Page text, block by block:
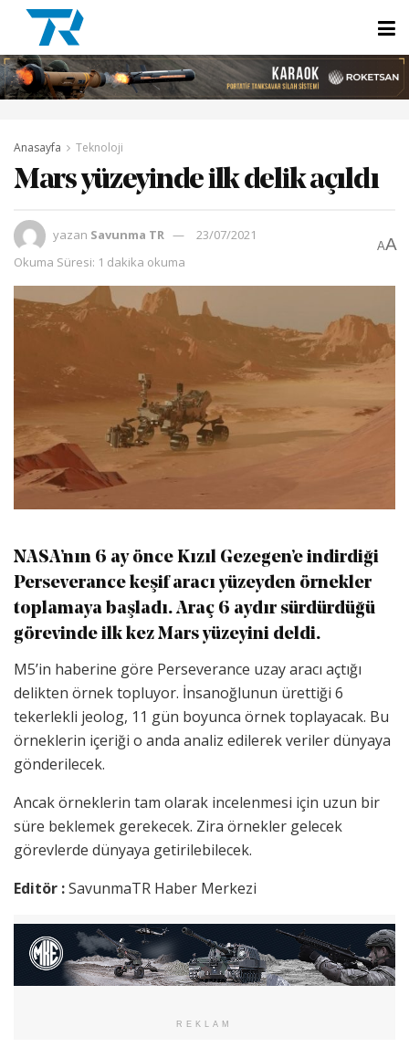
Anasayfa Teknoloji
Mars yüzeyinde ilk delik açıldı
yazan Savunma TR
23/07/2021
Okuma Süresi: 1 dakika okuma
AA
NASA’nın 6 ay önce Kızıl Gezegen’e indirdiği
Perseverance keşif aracı yüzeyden örnekler
toplamaya başladı. Araç 6 aydır sürdürdüğü
görevinde ilk kez Mars yüzeyini deldi.
M5’in haberine göre Perseverance uzay aracı açtığı
delikten örnek topluyor. İnsanoğlunun ürettiği 6
tekerlekli jeolog, 11 gün boyunca örnek toplayacak. Bu
örneklerin içeriği o anda analiz edilerek veriler dünyaya
gönderilecek.
Ancak örneklerin tam olarak incelenmesi için uzun bir
süre beklemek gerekecek. Zira örnekler gelecek
görevlerde dünyaya getirilebilecek.
Editör :SavunmaTR Haber Merkezi
REKLAM